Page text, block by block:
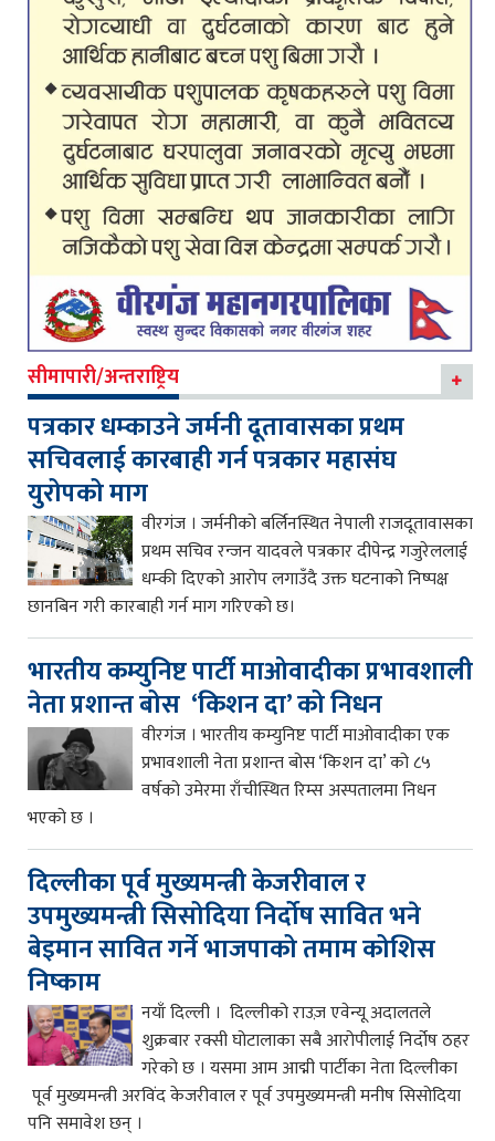
सीमापारी/अन्तराष्ट्रिय
पत्रकार धम्काउने जर्मनी दूतावासका प्रथम
सचिवलाई कारबाही गर्न पत्रकार महासंघ
युरोपको माग
वीरगंज । जर्मनीको बर्लिनस्थित नेपाली राजदूतावासका
प्रथम सचिव रन्जन यादवले पत्रकार दीपेन्द्र गजुरेललाई
धम्की दिएको आरोप लगाउँदै उक्त घटनाको निष्पक्ष
छानबिन गरी कारबाही गर्न माग गरिएको छ।
भारतीय कम्युनिष्ट पार्टी माओवादीका प्रभावशाली
नेता प्रशान्त बोस ‘किशन दा’ को निधन
वीरगंज । भारतीय कम्युनिष्ट पार्टी माओवादीका एक
प्रभावशाली नेता प्रशान्त बोस ‘किशन दा’ को ८५
वर्षको उमेरमा राँचीस्थित रिम्स अस्पतालमा निधन
भएको छ ।
दिल्लीका पूर्व मुख्यमन्त्री केजरीवाल र
उपमुख्यमन्त्री सिसोदिया निर्दोष सावित भने
बेइमान सावित गर्ने भाजपाको तमाम कोशिस
निष्काम
नयाँ दिल्ली । दिल्लीको राउज़ एवेन्यू अदालतले
शुक्रबार रक्सी घोटालाका सबै आरोपीलाई निर्दोष ठहर
गरेको छ । यसमा आम आद्मी पार्टीका नेता दिल्लीका
पूर्व मुख्यमन्त्री अरविंद केजरीवाल र पूर्व उपमुख्यमन्त्री मनीष सिसोदिया
पनि समावेश छन् ।